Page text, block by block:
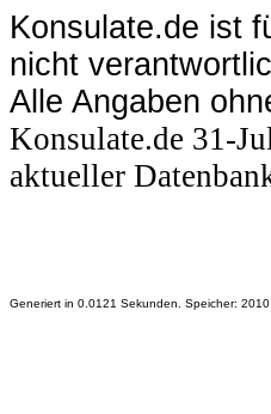
Konsulate.de ist
nicht
Alle Angaben
Konsulate.de 31-
aktueller
Generiert in 0.0121 Sekunden. Speicher: